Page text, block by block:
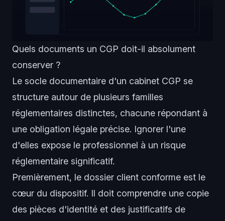
Quels documents un CGP doit-il absolument
conserver ?
Le socle documentaire d'un cabinet CGP se
structure autour de plusieurs familles
réglementaires distinctes, chacune répondant à
une obligation légale précise. Ignorer l'une
d'elles expose le professionnel à un risque
réglementaire significatif.
Premièrement, le dossier client conforme est le
cœur du dispositif. Il doit comprendre une copie
des pièces d'identité et des justificatifs de